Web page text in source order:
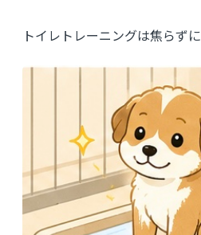
トイレトレーニングは焦らずに